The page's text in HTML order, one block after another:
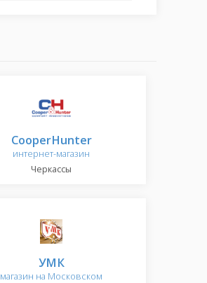
CooperHunter
интернет-магазин
Черкассы
УМК
магазин на Московском